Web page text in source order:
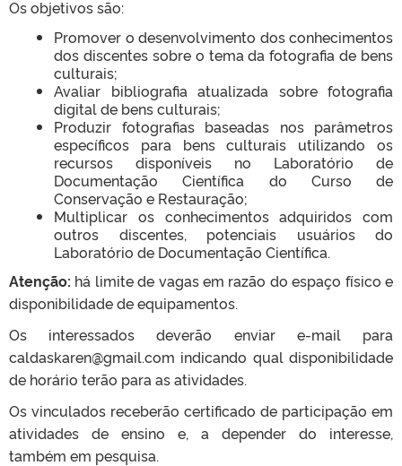
Os objetivos são:
Promover o desenvolvimento dos conhecimentos
dos discentes sobre o tema da fotografia de bens
culturais;
Avaliar bibliografia atualizada sobre fotografia
digital de bens culturais;
Produzir fotografias baseadas nos parâmetros
específicos para bens culturais utilizando os
recursos disponíveis no Laboratório de
Documentação Científica do Curso de
Conservação e Restauração;
Multiplicar os conhecimentos adquiridos com
outros discentes, potenciais usuários do
Laboratório de Documentação Científica.
Atenção: há limite de vagas em razão do espaço físico e
disponibilidade de equipamentos.
Os interessados deverão enviar e-mail para
caldaskaren@gmail.com indicando qual disponibilidade
de horário terão para as atividades.
Os vinculados receberão certificado de participação em
atividades de ensino e, a depender do interesse,
também em pesquisa.